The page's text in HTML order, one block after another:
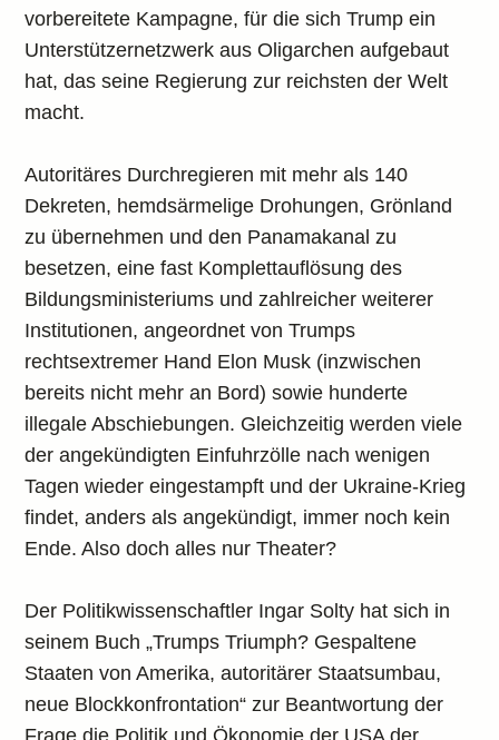
vorbereitete Kampagne, für die sich Trump ein
Unterstützernetzwerk aus Oligarchen aufgebaut
hat, das seine Regierung zur reichsten der Welt
macht.
Autoritäres Durchregieren mit mehr als 140
Dekreten, hemdsärmelige Drohungen, Grönland
zu übernehmen und den Panamakanal zu
besetzen, eine fast Komplettauflösung des
Bildungsministeriums und zahlreicher weiterer
Institutionen, angeordnet von Trumps
rechtsextremer Hand Elon Musk (inzwischen
bereits nicht mehr an Bord) sowie hunderte
illegale Abschiebungen. Gleichzeitig werden viele
der angekündigten Einfuhrzölle nach wenigen
Tagen wieder eingestampft und der Ukraine-Krieg
findet, anders als angekündigt, immer noch kein
Ende. Also doch alles nur Theater?
Der Politikwissenschaftler Ingar Solty hat sich in
seinem Buch „Trumps Triumph? Gespaltene
Staaten von Amerika, autoritärer Staatsumbau,
neue Blockkonfrontation“ zur Beantwortung der
Frage die Politik und Ökonomie der USA der